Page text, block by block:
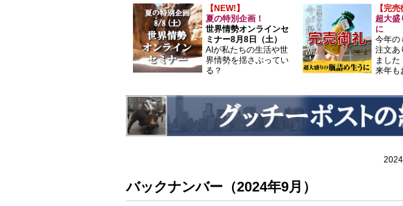
【NEW!】
夏の特別企画！
世界情勢オンラインセ
ミナー8月8日（土）
AIが私たちの生活や世
界情勢を揺さぶってい
る？
【完売
超大盛
に
今年の
注文あ
ました
来年も
バックナンバー（2024年9月）